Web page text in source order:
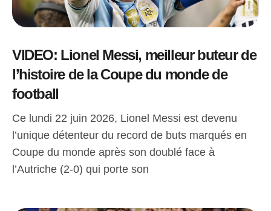
VIDEO: Lionel Messi, meilleur buteur de
l’histoire de la Coupe du monde de
football
Ce lundi 22 juin 2026, Lionel Messi est devenu
l’unique détenteur du record de buts marqués en
Coupe du monde après son doublé face à
l’Autriche (2-0) qui porte son